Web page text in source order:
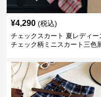
¥4,290 (税込)
チェックスカート 夏レディー
チェック柄ミニスカート三色